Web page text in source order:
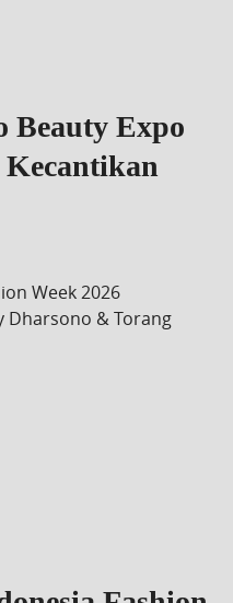
Beauty Expo
Kecantikan
Week 2026
Dharsono & Torang